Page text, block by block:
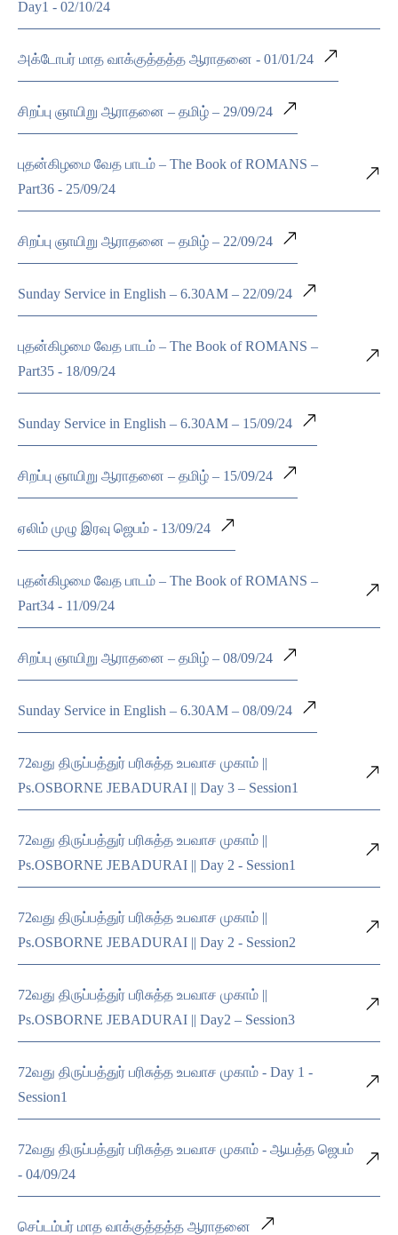
Day1 - 02/10/24
அக்டோபர் மாத வாக்குத்தத்த ஆராதனை - 01/01/24
சிறப்பு ஞாயிறு ஆராதனை – தமிழ் – 29/09/24
புதன்கிழமை வேத பாடம் – The Book of ROMANS –
Part36 - 25/09/24
சிறப்பு ஞாயிறு ஆராதனை – தமிழ் – 22/09/24
Sunday Service in English – 6.30AM – 22/09/24
புதன்கிழமை வேத பாடம் – The Book of ROMANS –
Part35 - 18/09/24
Sunday Service in English – 6.30AM – 15/09/24
சிறப்பு ஞாயிறு ஆராதனை – தமிழ் – 15/09/24
ஏலிம் முழு இரவு ஜெபம் - 13/09/24
புதன்கிழமை வேத பாடம் – The Book of ROMANS –
Part34 - 11/09/24
சிறப்பு ஞாயிறு ஆராதனை – தமிழ் – 08/09/24
Sunday Service in English – 6.30AM – 08/09/24
72வது திருப்பத்துர் பரிசுத்த உபவாச முகாம் ||
Ps.OSBORNE JEBADURAI || Day 3 – Session1
72வது திருப்பத்துர் பரிசுத்த உபவாச முகாம் ||
Ps.OSBORNE JEBADURAI || Day 2 - Session1
72வது திருப்பத்துர் பரிசுத்த உபவாச முகாம் ||
Ps.OSBORNE JEBADURAI || Day 2 - Session2
72வது திருப்பத்துர் பரிசுத்த உபவாச முகாம் ||
Ps.OSBORNE JEBADURAI || Day2 – Session3
72வது திருப்பத்துர் பரிசுத்த உபவாச முகாம் - Day 1 -
Session1
72வது திருப்பத்துர் பரிசுத்த உபவாச முகாம் - ஆயத்த ஜெபம்
- 04/09/24
செப்டம்பர் மாத வாக்குத்தத்த ஆராதனை